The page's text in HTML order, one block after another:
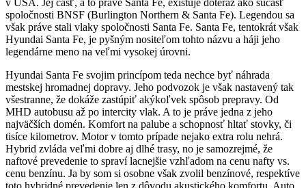
v USA. Jej časť, a to práve Santa Fe, existuje doteraz ako súčasť
spoločnosti BNSF (Burlington Northern & Santa Fe). Legendou sa
však práve stali vlaky spoločnosti Santa Fe. Santa Fe, tentokrát však
Hyundai Santa Fe, je pyšným nositeľom tohto názvu a háji jeho
legendárne meno na veľmi vysokej úrovni.
Hyundai Santa Fe svojim princípom teda nechce byť náhrada
mestskej hromadnej dopravy. Jeho podvozok je však nastavený tak
všestranne, že dokáže zastúpiť akýkoľvek spôsob prepravy. Od
MHD autobusu až po intercity vlak. A to je práve jedna z jeho
najväčších domén. Komfort na palube a schopnosť hltať stovky, či
tisíce kilometrov. Motor v tomto prípade nejako extra rolu nehrá.
Hybrid zvláda veľmi dobre aj dlhé trasy, no je samozrejmé, že
naftové prevedenie to spraví lacnejšie vzhľadom na cenu nafty vs.
cenu benzínu. Ja by som si osobne však zvolil benzínové, respektíve
toto hybridné prevedenie len z dôvodu akustického komfortu. Auto